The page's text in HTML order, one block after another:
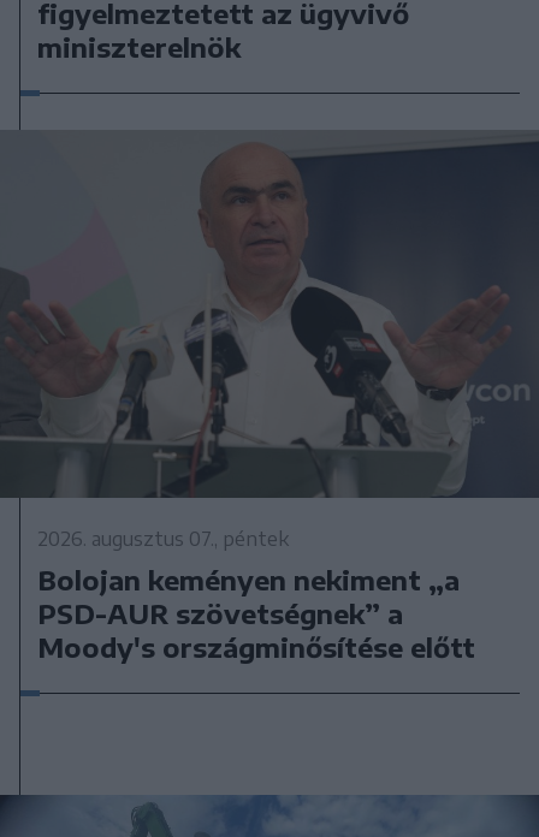
figyelmeztetett az ügyvivő
miniszterelnök
2026. augusztus 07., péntek
Bolojan keményen nekiment „a
PSD-AUR szövetségnek” a
Moody's országminősítése előtt